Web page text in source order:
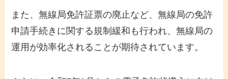
また、無線局免許証票の廃止など、無線局の免許
申請手続きに関する規制緩和も行われ、無線局の
運用が効率化されることが期待されています。